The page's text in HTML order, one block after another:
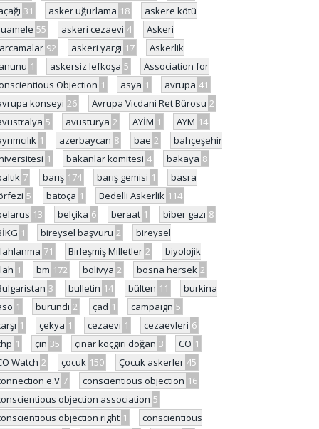
31 asker uğurlama 18
askere kötü
55 askeri cezaevi 4
Askeri
92 askeri yargı 17
Askerlik
1 askersiz lefkoşa 5
Association for
Objection 1 asya 1 avrupa 41
konseyi 26 Avrupa Vicdani Ret Bürosu 2
5 avusturya 2 AYİM 1 AYM 14
1 azerbaycan 8 bae 2
bahçeşehir
1 bakanlar komitesi 4 bakaya 8
7 barış 174 barış gemisi 1
basra
5 batoça 1 Bedelli Askerlik 114
13 belçika 6 beraat 1 biber gazı 8
1 bireysel başvuru 2
bireysel
71 Birleşmiş Milletler 2
biyolojik
1 bm 172 bolivya 2 bosna hersek 2
3 bulletin 14 bülten 11
burkina
1 burundi 2 çad 1 campaign 5
1 çekya 1 cezaevi 1 cezaevleri 6
1 çin 35 çınar koçgiri doğan 3 CO 1
Watch 2 çocuk 150 Çocuk askerler 45
e.V 7 conscientious objection 16
objection association 5
objection right 1
conscientious